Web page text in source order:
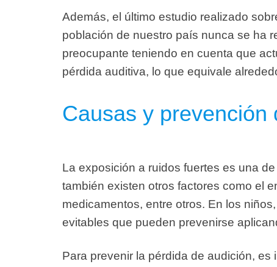
Además, el último estudio realizado
población de nuestro país nunca se ha
preocupante teniendo en cuenta que
pérdida auditiva, lo que equivale
Causas y
La exposición a ruidos fuertes es una
también existen otros factores como el
medicamentos, entre otros. En los
evitables que pueden prevenirse
Para prevenir la pérdida de audición, es